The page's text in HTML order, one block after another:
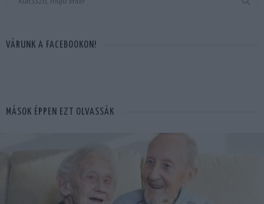
VÁRUNK A FACEBOOKON!
MÁSOK ÉPPEN EZT OLVASSÁK